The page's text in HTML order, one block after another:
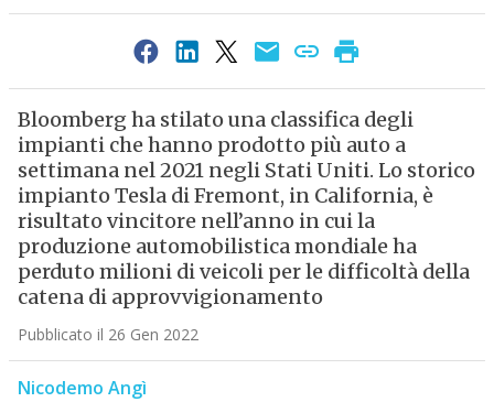
Bloomberg ha stilato una classifica degli
impianti che hanno prodotto più auto a
settimana nel 2021 negli Stati Uniti. Lo storico
impianto Tesla di Fremont, in California, è
risultato vincitore nell’anno in cui la
produzione automobilistica mondiale ha
perduto milioni di veicoli per le difficoltà della
catena di approvvigionamento
Pubblicato il 26 Gen 2022
Nicodemo Angì